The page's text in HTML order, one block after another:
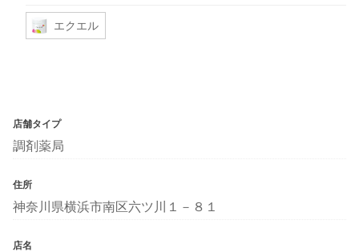
エクエル
店舗タイプ
調剤薬局
住所
神奈川県横浜市南区六ツ川１－８１
店名